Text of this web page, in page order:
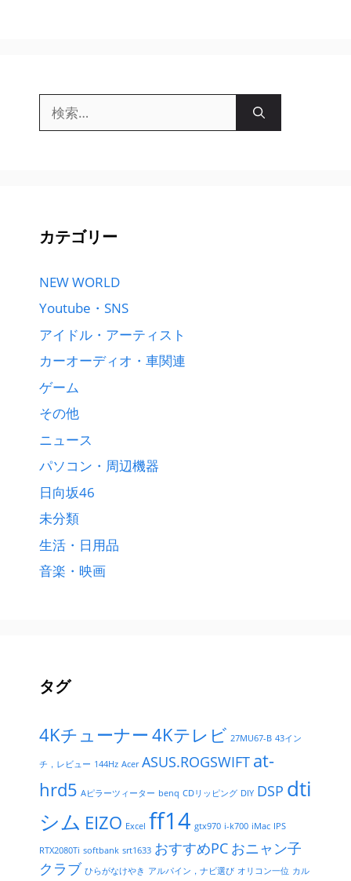
索:
カテゴリー
NEW WORLD
Youtube・SNS
アイドル・アーティスト
カーオーディオ・車関連
ゲーム
その他
ニュース
パソコン・周辺機器
日向坂46
未分類
生活・日用品
音楽・映画
タグ
4Kチューナー4Kテレビ 27MU67-B 43イン
チ，レビュー 144Hz Acer ASUS.ROGSWIFT at-
hrd5 Aピラーツィーター benq CDリッピング DIY DSP dti
シム EIZO Excel ff14 gtx970 i-k700 iMac IPS
RTX2080Ti softbank srt1633 おすすめPC おニャン子
クラブ ひらがなけやき アルパイン，ナビ選び オリコン一位 カル